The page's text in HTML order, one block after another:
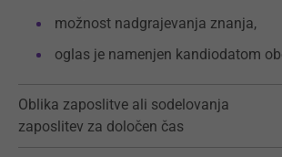
možnost nadgrajevanja znanja,
oglas je namenjen kandiodatom
Oblika zaposlitve ali sodelovanja
zaposlitev za določen čas